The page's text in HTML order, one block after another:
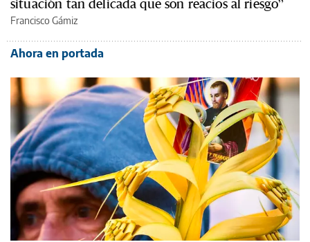
situación tan delicada que son reacios al riesgo”
Francisco Gámiz
Ahora en portada